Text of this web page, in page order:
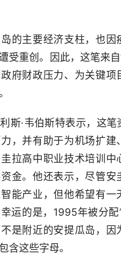
的主要经济支柱，也因
受重创。因此，这笔来自
府财政压力、为关键项
斯·韦伯斯特表示，这笔
，并有助于为机场扩建
拉高中职业技术培训中
金。他还表示，尽管安
能产业，但他希望有一
运的是，1995年被分配
是附近的安提瓜岛，因
含这些字母。